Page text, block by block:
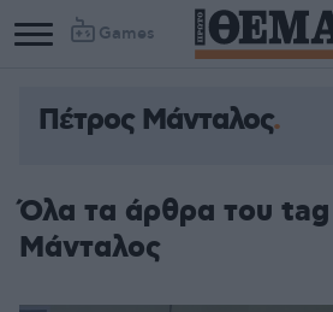
Games
Πέτρος Μάνταλος
Όλα τα άρθρα του
Μάνταλος